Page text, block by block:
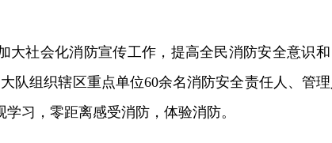
大社会化消防宣传工作，提高全民消防安全意识
队组织辖区重点单位60余名消防安全责任人、管
习，零距离感受消防，体验消防。